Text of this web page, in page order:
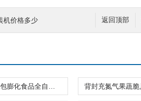
返回顶部
机价格多少